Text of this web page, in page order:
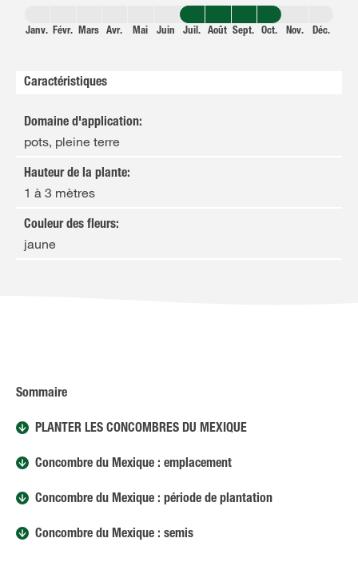
Janv. Févr. Mars Avr. Mai Juin Juil. Août Sept. Oct. Nov. Déc.
Caractéristiques
Domaine d'application:
pots, pleine terre
Hauteur de la plante:
1 à 3 mètres
Couleur des fleurs:
jaune
Sommaire
PLANTER LES CONCOMBRES DU MEXIQUE
Concombre du Mexique : emplacement
Concombre du Mexique : période de plantation
Concombre du Mexique : semis